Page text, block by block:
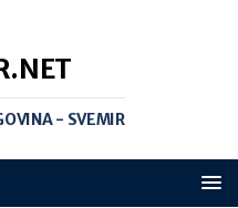
- SVEMIR